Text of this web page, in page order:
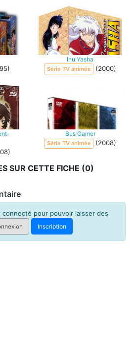
Inu Yasha
Série TV animée (2000)
Bus Gamer
Série TV animée (2008)
SUR CETTE FICHE (0)
pour pouvoir laisser des
Inscription